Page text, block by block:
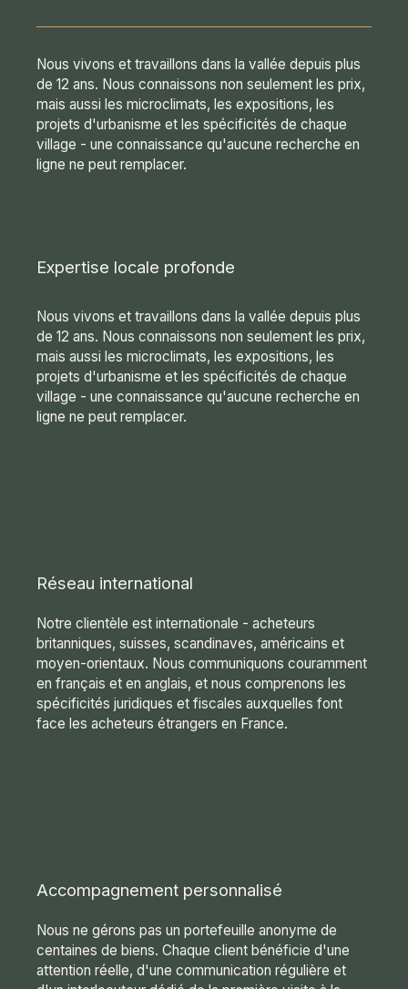
Nous vivons et travaillons dans la vallée depuis plus
de 12 ans. Nous connaissons non seulement les prix,
mais aussi les microclimats, les expositions, les
projets d'urbanisme et les spécificités de chaque
village - une connaissance qu'aucune recherche en
ligne ne peut remplacer.
Expertise locale profonde
Nous vivons et travaillons dans la vallée depuis plus
de 12 ans. Nous connaissons non seulement les prix,
mais aussi les microclimats, les expositions, les
projets d'urbanisme et les spécificités de chaque
village - une connaissance qu'aucune recherche en
ligne ne peut remplacer.
Réseau international
Notre clientèle est internationale - acheteurs
britanniques, suisses, scandinaves, américains et
moyen-orientaux. Nous communiquons couramment
en français et en anglais, et nous comprenons les
spécificités juridiques et fiscales auxquelles font
face les acheteurs étrangers en France.
Accompagnement personnalisé
Nous ne gérons pas un portefeuille anonyme de
centaines de biens. Chaque client bénéficie d'une
attention réelle, d'une communication régulière et